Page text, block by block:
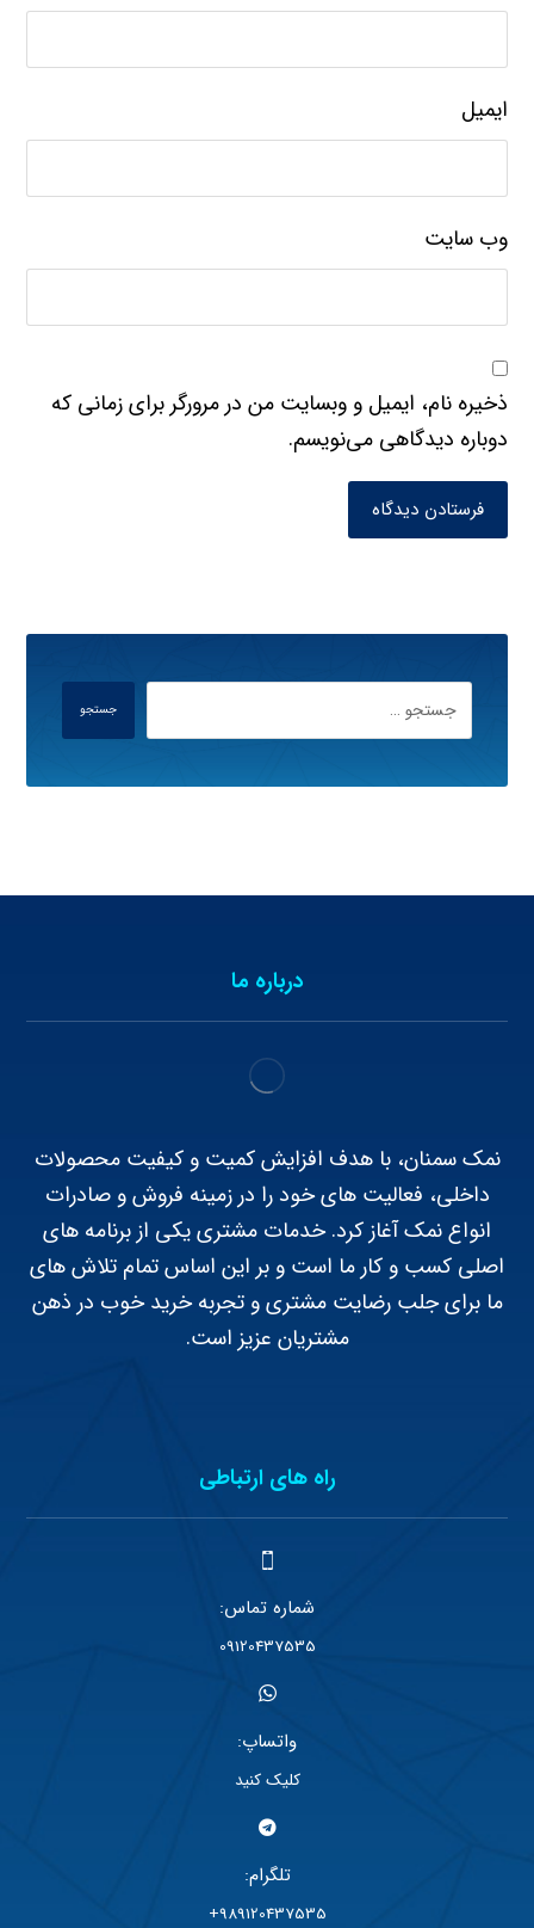
ایمیل
وب‌ سایت
ذخیره نام، ایمیل و وبسایت من در مرورگر برای زمانی که
دوباره دیدگاهی می‌نویسم.
فرستادن دیدگاه
جستجو
درباره ما
نمک سمنان، با هدف افزایش کمیت و کیفیت محصولات
داخلی، فعالیت های خود را در زمینه فروش و صادرات
انواع نمک آغاز کرد. خدمات مشتری یکی از برنامه های
اصلی کسب و کار ما است و بر این اساس تمام تلاش های
ما برای جلب رضایت مشتری و تجربه خرید خوب در ذهن
مشتریان عزیز است.
راه های ارتباطی
شماره تماس:
09120437535
واتساپ:
کلیک کنید
تلگرام:
989120437535+